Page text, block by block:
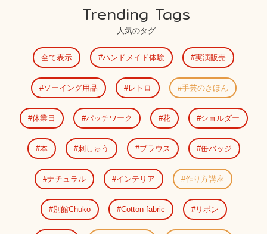
Trending Tags
人気のタグ
全て表示 ハンドメイド体験 実演販売
ソーイング用品 レトロ 手芸のきほん
休業日 パッチワーク 花 ショルダー
本 刺しゅう ブラウス 缶バッジ
ナチュラル インテリア 作り方講座
別館Chuko Cotton fabric リボン